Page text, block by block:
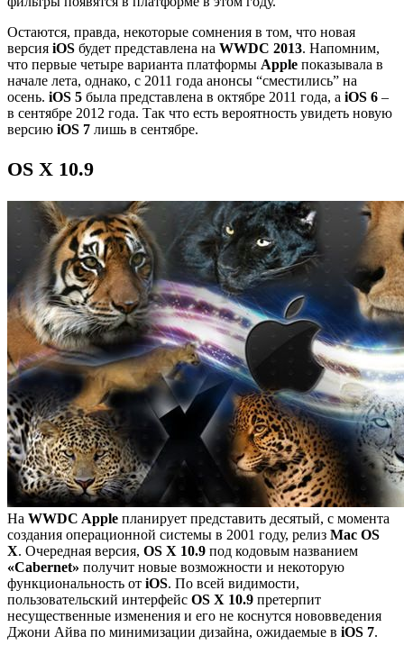
Остаются, правда, некоторые сомнения в том, что новая
версия iOS будет представлена на WWDC 2013. Напомним,
что первые четыре варианта платформы Apple показывала в
начале лета, однако, с 2011 года анонсы “сместились” на
осень. iOS 5 была представлена в октябре 2011 года, а iOS 6 –
в сентябре 2012 года. Так что есть вероятность увидеть новую
версию iOS 7 лишь в сентябре.
OS X 10.9
На WWDC Apple планирует представить десятый, с момента
создания операционной системы в 2001 году, релиз Mac OS
X. Очередная версия, OS X 10.9 под кодовым названием
«Cabernet» получит новые возможности и некоторую
функциональность от iOS. По всей видимости,
пользовательский интерфейс OS X 10.9 претерпит
несущественные изменения и его не коснутся нововведения
Джони Айва по минимизации дизайна, ожидаемые в iOS 7.